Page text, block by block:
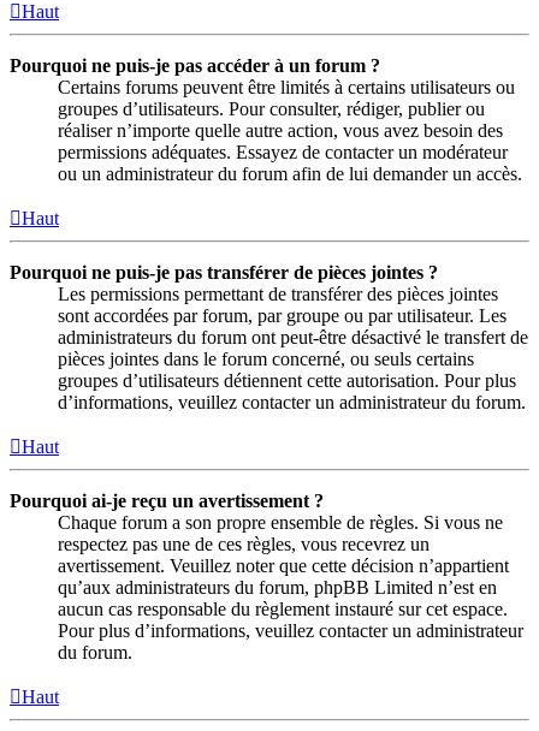
Haut
Pourquoi ne puis-je pas accéder à un forum ?
Certains forums peuvent être limités à certains utilisateurs ou
groupes d’utilisateurs. Pour consulter, rédiger, publier ou
réaliser n’importe quelle autre action, vous avez besoin des
permissions adéquates. Essayez de contacter un modérateur
ou un administrateur du forum afin de lui demander un accès.
Haut
Pourquoi ne puis-je pas transférer de pièces jointes ?
Les permissions permettant de transférer des pièces jointes
sont accordées par forum, par groupe ou par utilisateur. Les
administrateurs du forum ont peut-être désactivé le transfert de
pièces jointes dans le forum concerné, ou seuls certains
groupes d’utilisateurs détiennent cette autorisation. Pour plus
d’informations, veuillez contacter un administrateur du forum.
Haut
Pourquoi ai-je reçu un avertissement ?
Chaque forum a son propre ensemble de règles. Si vous ne
respectez pas une de ces règles, vous recevrez un
avertissement. Veuillez noter que cette décision n’appartient
qu’aux administrateurs du forum, phpBB Limited n’est en
aucun cas responsable du règlement instauré sur cet espace.
Pour plus d’informations, veuillez contacter un administrateur
du forum.
Haut